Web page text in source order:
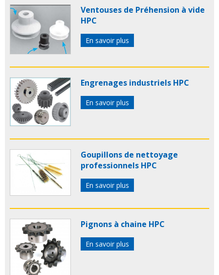
Ventouses de Préhension à vide
HPC
En savoir plus
Engrenages industriels HPC
En savoir plus
Goupillons de nettoyage
professionnels HPC
En savoir plus
Pignons à chaine HPC
En savoir plus